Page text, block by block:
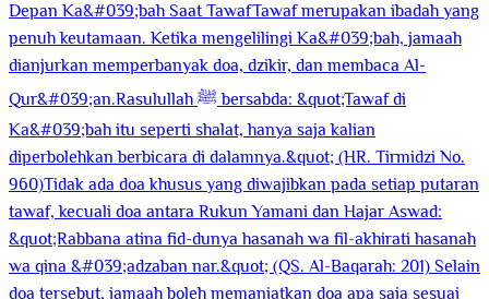
Depan Ka&#039;bah Saat TawafTawaf merupakan ibadah yang
penuh keutamaan. Ketika mengelilingi Ka&#039;bah, jamaah
dianjurkan memperbanyak doa, dzikir, dan membaca Al-
Qur&#039;an.Rasulullah ﷺ bersabda: &quot;Tawaf di
Ka&#039;bah itu seperti shalat, hanya saja kalian
diperbolehkan berbicara di dalamnya.&quot; (HR. Tirmidzi No.
960)Tidak ada doa khusus yang diwajibkan pada setiap putaran
tawaf, kecuali doa antara Rukun Yamani dan Hajar Aswad:
&quot;Rabbana atina fid-dunya hasanah wa fil-akhirati hasanah
wa qina &#039;adzaban nar.&quot; (QS. Al-Baqarah: 201) Selain